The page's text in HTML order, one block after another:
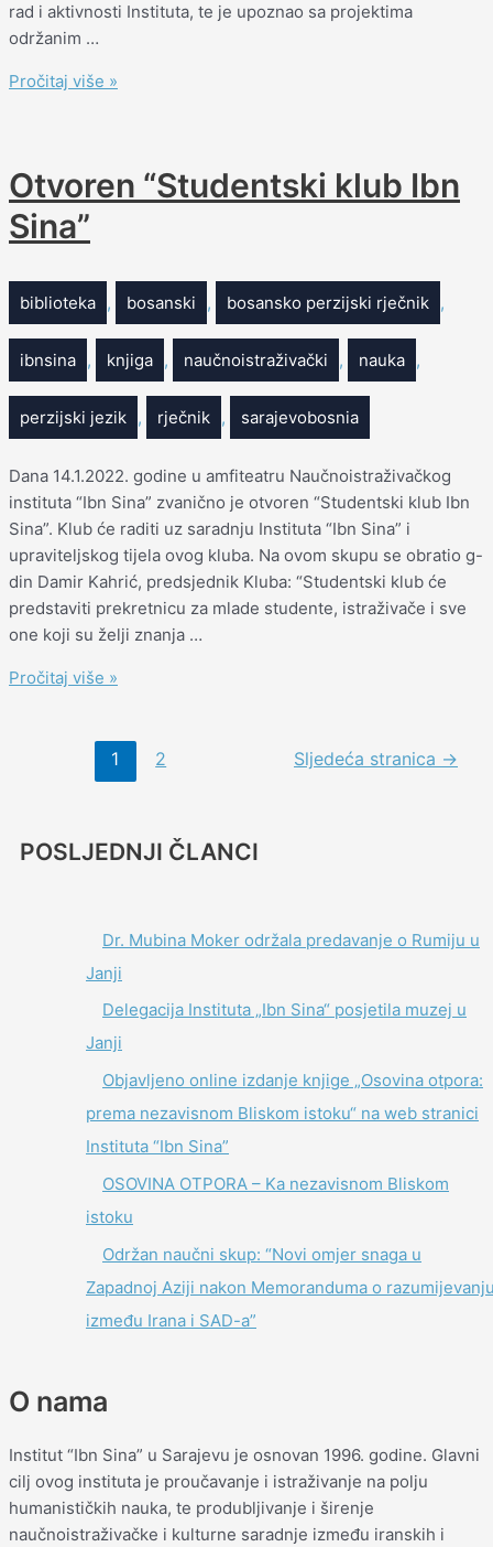
rad i aktivnosti Instituta, te je upoznao sa projektima
održanim …
Pročitaj više »
Otvoren “Studentski klub Ibn
Sina”
biblioteka , bosanski , bosansko perzijski rječnik ,
ibnsina , knjiga , naučnoistraživački , nauka ,
perzijski jezik , rječnik , sarajevobosnia
Dana 14.1.2022. godine u amfiteatru Naučnoistraživačkog
instituta “Ibn Sina” zvanično je otvoren “Studentski klub Ibn
Sina”. Klub će raditi uz saradnju Instituta “Ibn Sina” i
upraviteljskog tijela ovog kluba. Na ovom skupu se obratio g-
din Damir Kahrić, predsjednik Kluba: “Studentski klub će
predstaviti prekretnicu za mlade studente, istraživače i sve
one koji su želji znanja …
Pročitaj više »
1 2 Sljedeća stranica →
POSLJEDNJI ČLANCI
Dr. Mubina Moker održala predavanje o Rumiju u
Janji
Delegacija Instituta „Ibn Sina“ posjetila muzej u
Janji
Objavljeno online izdanje knjige „Osovina otpora:
prema nezavisnom Bliskom istoku“ na web stranici
Instituta “Ibn Sina”
OSOVINA OTPORA – Ka nezavisnom Bliskom
istoku
Održan naučni skup: “Novi omjer snaga u
Zapadnoj Aziji nakon Memoranduma o
između Irana i SAD-a”
O nama
Institut “Ibn Sina” u Sarajevu je osnovan 1996. godine. Glavni
cilj ovog instituta je proučavanje i istraživanje na polju
humanističkih nauka, te produbljivanje i širenje
naučnoistraživačke i kulturne saradnje između iranskih i